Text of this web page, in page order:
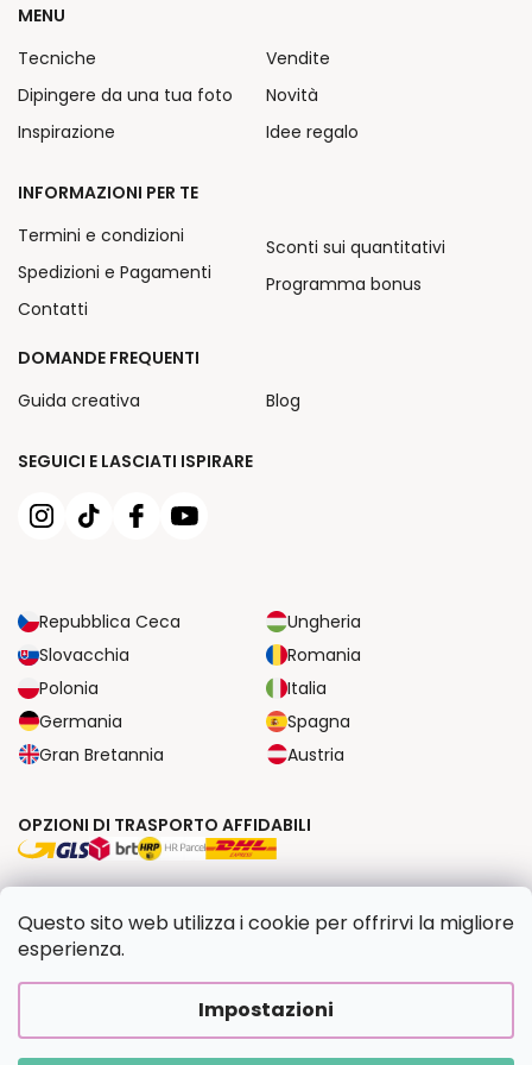
Questo sito web utilizza i cookie per offrirvi la migliore
esperienza.
Impostazioni
SEGUICI E LASCIATI ISPIRARE
Repubblica Ceca
Ungheria
Slovacchia
Romania
Polonia
Italia
Germania
Spagna
Gran Bretannia
Austria
MENU
Tecniche
Dipingere da una tua foto
Inspirazione
Vendite
Novità
Idee regalo
INFORMAZIONI PER TE
Termini e condizioni
Spedizioni e Pagamenti
Contatti
Sconti sui quantitativi
Programma bonus
DOMANDE FREQUENTI
Guida creativa
Blog
OPZIONI DI TRASPORTO AFFIDABILI
Creato da Shoptet Premium|UpraviloFV STUDIO
Copyright 2026Dipingilo.it. Tutti i diritti riservati.